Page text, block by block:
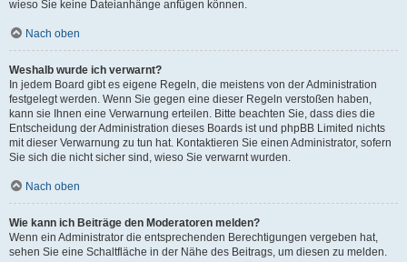
wieso Sie keine Dateianhänge anfügen können.
Nach oben
Weshalb wurde ich verwarnt?
In jedem Board gibt es eigene Regeln, die meistens von der Administration
festgelegt werden. Wenn Sie gegen eine dieser Regeln verstoßen haben,
kann sie Ihnen eine Verwarnung erteilen. Bitte beachten Sie, dass dies die
Entscheidung der Administration dieses Boards ist und phpBB Limited nichts
mit dieser Verwarnung zu tun hat. Kontaktieren Sie einen Administrator, sofern
Sie sich die nicht sicher sind, wieso Sie verwarnt wurden.
Nach oben
Wie kann ich Beiträge den Moderatoren melden?
Wenn ein Administrator die entsprechenden Berechtigungen vergeben hat,
sehen Sie eine Schaltfläche in der Nähe des Beitrags, um diesen zu melden.